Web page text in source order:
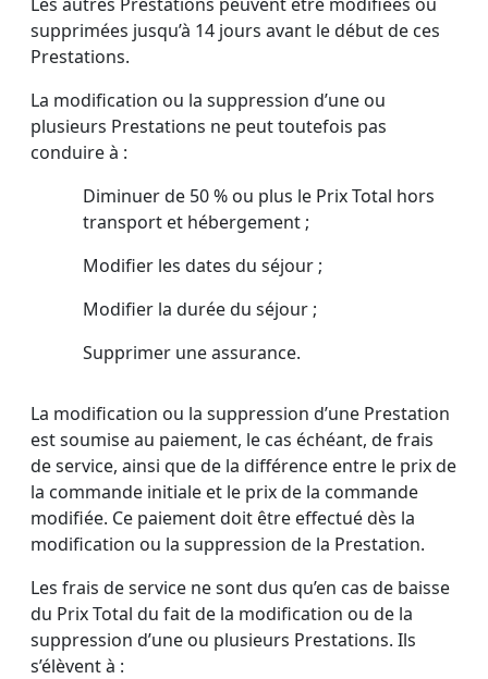
supprimées jusqu’à 14 jours avant le début de ces
Prestations.
La modification ou la suppression d’une ou
plusieurs Prestations ne peut toutefois pas
conduire à :
Diminuer de 50 % ou plus le Prix Total hors
transport et hébergement ;
Modifier les dates du séjour ;
Modifier la durée du séjour ;
Supprimer une assurance.
La modification ou la suppression d’une Prestation
est soumise au paiement, le cas échéant, de frais
de service, ainsi que de la différence entre le prix de
la commande initiale et le prix de la commande
modifiée. Ce paiement doit être effectué dès la
modification ou la suppression de la Prestation.
Les frais de service ne sont dus qu’en cas de baisse
du Prix Total du fait de la modification ou de la
suppression d’une ou plusieurs Prestations. Ils
s’élèvent à :